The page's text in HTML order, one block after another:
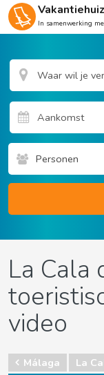
In samenwerking
Personen
La Cala
video
Málaga
La